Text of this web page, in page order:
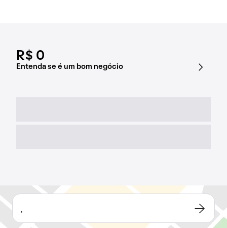
R$ 0
Entenda se é um bom negócio
,